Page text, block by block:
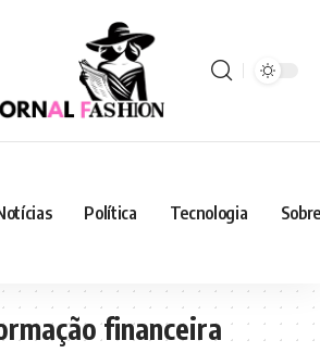
Política Tecnologia
financeira